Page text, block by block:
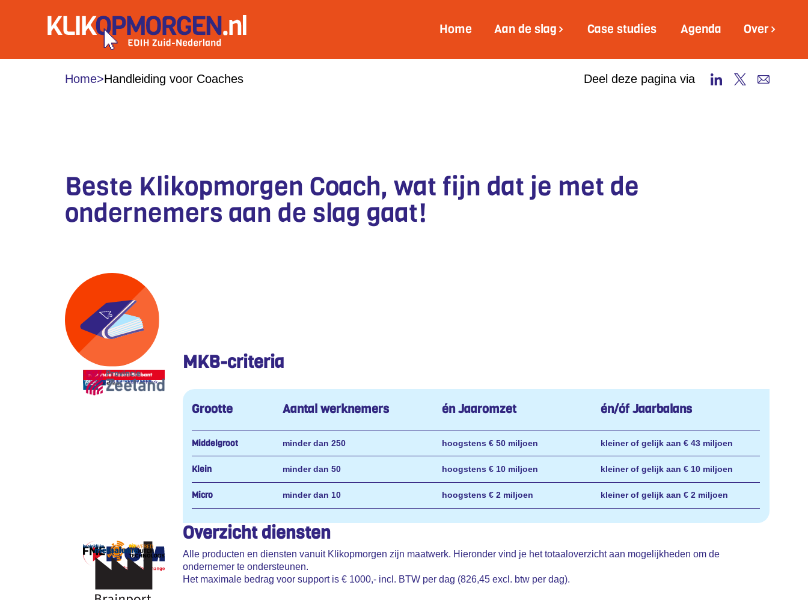
Home Aan de slag Case studies Agenda Over
Home>Handleiding voor Coaches Deel deze pagina via
Beste Klikopmorgen Coach, wat fijn dat je met de
ondernemers aan de slag gaat!
MKB-criteria
Grootte Aantal werknemers én Jaaromzet én/óf Jaarbalans
Middelgroot minder dan 250 hoogstens € 50 miljoen kleiner of gelijk aan € 43 miljoen
Klein minder dan 50 hoogstens € 10 miljoen kleiner of gelijk aan € 10 miljoen
Micro minder dan 10 hoogstens € 2 miljoen kleiner of gelijk aan € 2 miljoen
Overzicht diensten
Alle producten en diensten vanuit Klikopmorgen zijn maatwerk. Hieronder vind je het totaaloverzicht aan mogelijkheden om de
ondernemer te ondersteunen.
Het maximale bedrag voor support is € 1000,- incl. BTW per dag (826,45 excl. btw per dag).